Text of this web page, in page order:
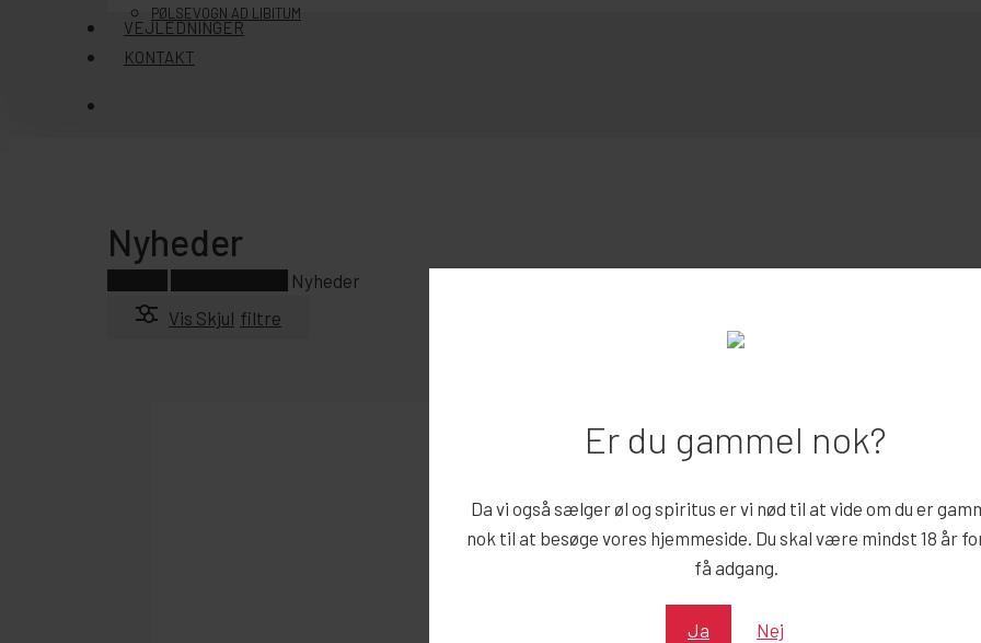
Er du gammel nok?
Da vi også sælger øl og spiritus er vi nød til at vide om du er
nok til at besøge vores hjemmeside. Du skal være mindst 18 år
få adgang.
Ja Nej
PØLSEVOGN AD LIBITUM
VEJLEDNINGER
KONTAKT
Nyheder
Nyheder
Vis Skjul filtre